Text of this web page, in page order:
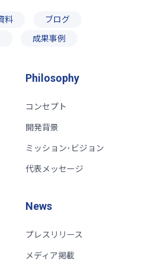
料
ブログ
成果事例
Philosophy
コンセプト
開発背景
ミッション･ビジョン
代表メッセージ
News
プレスリリース
メディア掲載